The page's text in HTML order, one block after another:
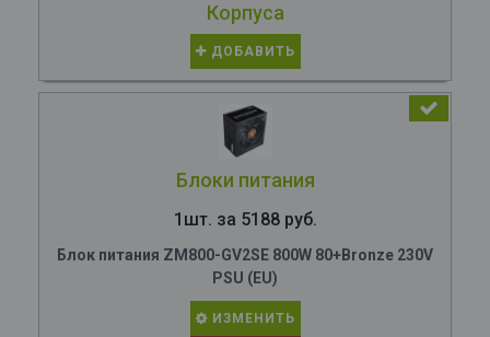
Корпуса
ДОБАВИТЬ
Блоки питания
1шт. за 5188 руб.
Блок питания ZM800-GV2SE 800W 80+Bronze 230V
PSU (EU)
ИЗМЕНИТЬ